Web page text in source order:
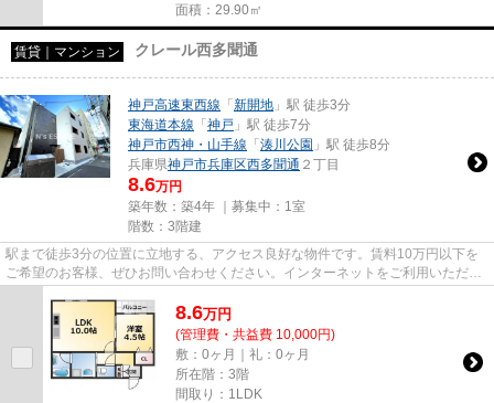
面積：29.90㎡
賃貸｜マンション クレール西多聞通
神戸高速東西線 「 新開地 」駅 徒歩3分
東海道本線 「 神戸 」駅 徒歩7分
神戸市西神・山手線 「 湊川公園 」駅 徒歩8分
兵庫県神戸市兵庫区西多聞通 ２丁目
8.6万円
築年数：築4年 ｜募集中： 1室
階数：3階建
駅まで徒歩3分の位置に立地する、アクセス良好な物件です。賃料10万円以下を
ご希望のお客様、ぜひお問い合わせください。インターネットをご利用いただけ
8.6万円
(管理費・共益費 10,000円)
敷：0ヶ月｜礼：0ヶ月
所在階：3階
間取り：1LDK